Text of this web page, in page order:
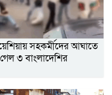
সহকর্মীদের আঘাতে
গেল ৩ বাংলাদেশির